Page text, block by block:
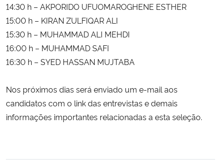
Advocacia-Geral da União
Banco Central do Brasil
Planalto
14:30 h – AKPORIDO UFUOMAROGHENE ESTHER
15:00 h – KIRAN ZULFIQAR ALI
15:30 h – MUHAMMAD ALI MEHDI
16:00 h – MUHAMMAD SAFI
16:30 h – SYED HASSAN MUJTABA
Nos próximos dias será enviado um e-mail aos
candidatos com o link das entrevistas e demais
informações importantes relacionadas a esta seleção.